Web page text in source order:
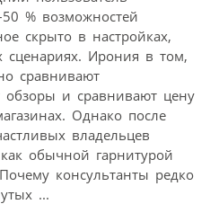
% возможностей
скрыто в настройках,
сценариях. Ирония в том,
сравнивают
обзоры и сравнивают цену
Однако после
владельцев
обычной гарнитурой
консультанты редко
...